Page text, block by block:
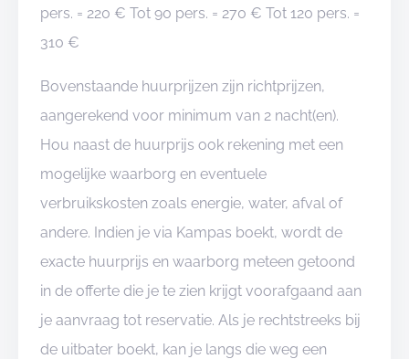
pers. = 220 € Tot 90 pers. = 270 € Tot 120 pers. =
310 €
Bovenstaande huurprijzen zijn richtprijzen,
aangerekend voor minimum van 2 nacht(en).
Hou naast de huurprijs ook rekening met een
mogelijke waarborg en eventuele
verbruikskosten zoals energie, water, afval of
andere. Indien je via Kampas boekt, wordt de
exacte huurprijs en waarborg meteen getoond
in de offerte die je te zien krijgt voorafgaand aan
je aanvraag tot reservatie. Als je rechtstreeks bij
de uitbater boekt, kan je langs die weg een